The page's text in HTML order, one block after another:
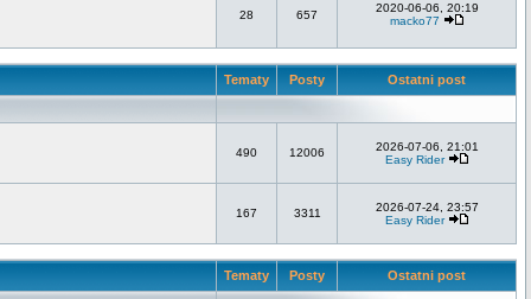
28 657
2020-06-06, 20:19
macko77
Tematy Posty Ostatni post
490 12006
2026-07-06, 21:01
Easy Rider
167 3311
2026-07-24, 23:57
Easy Rider
Tematy Posty Ostatni post